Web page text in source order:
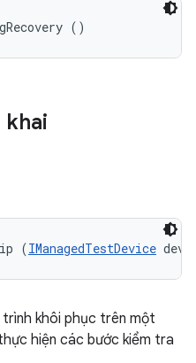
()
(IManagedTestDevice
trình khôi phục trên một
hiện các bước kiểm tra